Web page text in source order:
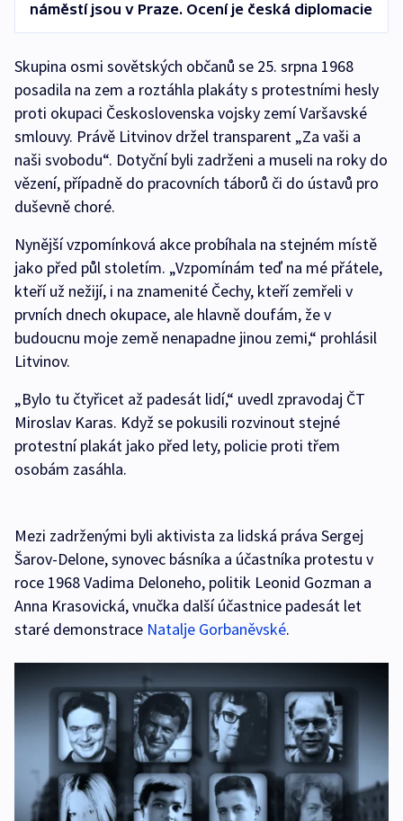
náměstí jsou v Praze. Ocení je česká diplomacie
Skupina osmi sovětských občanů se 25. srpna 1968
posadila na zem a roztáhla plakáty s protestními hesly
proti okupaci Československa vojsky zemí Varšavské
smlouvy. Právě Litvinov držel transparent „Za vaši a
naši svobodu“. Dotyční byli zadrženi a museli na roky do
vězení, případně do pracovních táborů či do ústavů pro
duševně choré.
Nynější vzpomínková akce probíhala na stejném místě
jako před půl stoletím. „Vzpomínám teď na mé přátele,
kteří už nežijí, i na znamenité Čechy, kteří zemřeli v
prvních dnech okupace, ale hlavně doufám, že v
budoucnu moje země nenapadne jinou zemi,“ prohlásil
Litvinov.
„Bylo tu čtyřicet až padesát lidí,“ uvedl zpravodaj ČT
Miroslav Karas. Když se pokusili rozvinout stejné
protestní plakát jako před lety, policie proti třem
osobám zasáhla.
Mezi zadrženými byli aktivista za lidská práva Sergej
Šarov-Delone, synovec básníka a účastníka protestu v
roce 1968 Vadima Deloneho, politik Leonid Gozman a
Anna Krasovická, vnučka další účastnice padesát let
staré demonstrace Natalje Gorbaněvské.